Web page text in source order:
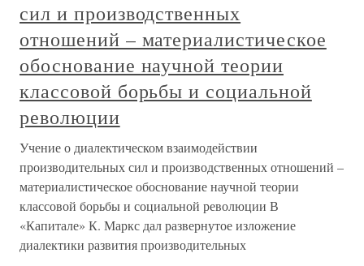
сил и производственных
отношений – материалистическое
обоснование научной теории
классовой борьбы и социальной
революции
Учение о диалектическом взаимодействии
производительных сил и производственных отношений –
материалистическое обоснование научной теории
классовой борьбы и социальной революции В
«Капитале» К. Маркс дал развернутое изложение
диалектики развития производительных